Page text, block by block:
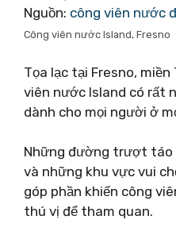
Nguồn: công viên nước
Công viên nước Island, Fresno
Tọa lạc tại Fresno,
viên nước Island có rất
dành cho mọi người ở
Những đường trượt táo
và những khu vực vui
góp phần khiến công
thú vị để tham quan.